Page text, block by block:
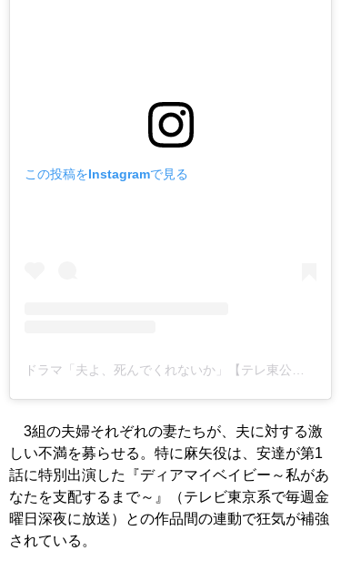
この投稿をInstagramで見る
ドラマ「夫よ、死んでくれないか」【テレ東公式】(@premiere23_tx)がシェアした投稿
3組の夫婦それぞれの妻たちが、夫に対する激
しい不満を募らせる。特に麻矢役は、安達が第1
話に特別出演した『ディアマイベイビー～私があ
なたを支配するまで～』（テレビ東京系で毎週金
曜日深夜に放送）との作品間の連動で狂気が補強
されている。